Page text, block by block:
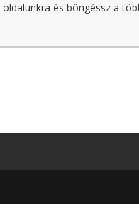
oldalunkra és böngéssz a